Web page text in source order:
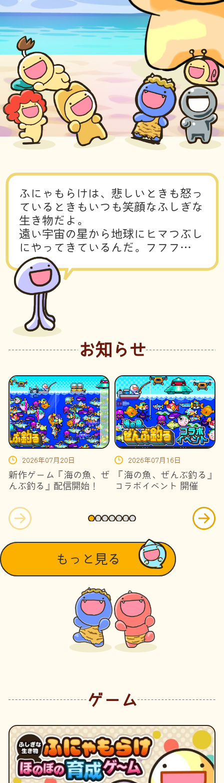
ふ に ゃ も ら け は 、 悲 し い と き も怒 っ
て い る と き も い つ も笑顔な ふ し ぎな
生 き 物だ よ 。
遠い宇宙の星 か ら 地球に ヒ マ つ ぶ し
に や っ て き て い る んだ 。 フ フ フ …
お知らせ
2026年07月20日
新作ゲーム『海の魚、ぜ
んぶ釣る』配信開始！
2026年07月16日
『海の魚、ぜんぶ釣る』
コラボイベント 開催
もっと見る
ゲーム